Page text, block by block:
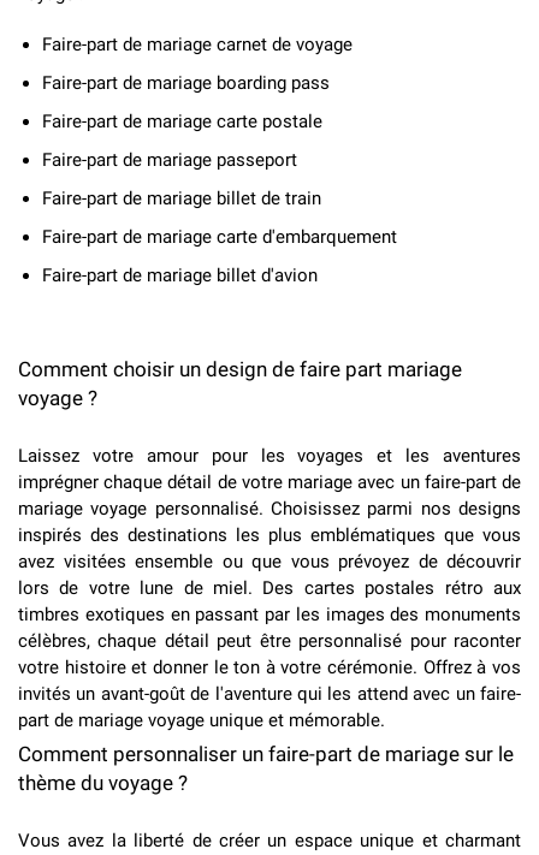
Faire-part de mariage carnet de voyage
Faire-part de mariage boarding pass
Faire-part de mariage carte postale
Faire-part de mariage passeport
Faire-part de mariage billet de train
Faire-part de mariage carte d'embarquement
Faire-part de mariage billet d'avion
Comment choisir un design de faire part mariage
voyage ?
Laissez votre amour pour les voyages et les aventures
imprégner chaque détail de votre mariage avec un faire-part de
mariage voyage personnalisé. Choisissez parmi nos designs
inspirés des destinations les plus emblématiques que vous
avez visitées ensemble ou que vous prévoyez de découvrir
lors de votre lune de miel. Des cartes postales rétro aux
timbres exotiques en passant par les images des monuments
célèbres, chaque détail peut être personnalisé pour raconter
votre histoire et donner le ton à votre cérémonie. Offrez à vos
invités un avant-goût de l'aventure qui les attend avec un faire-
part de mariage voyage unique et mémorable.
Comment personnaliser un faire-part de mariage sur le
thème du voyage ?
Vous avez la liberté de créer un espace unique et charmant